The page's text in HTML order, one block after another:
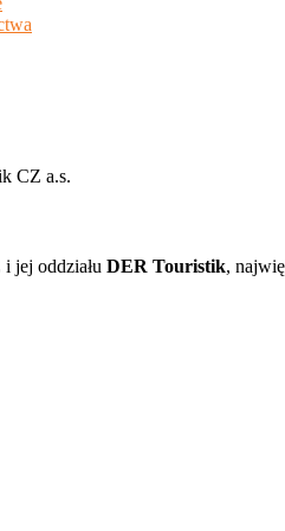
kontynentalnego, w tym napoje
i 1 łóżkiem pojedynczym, 1
małżeńskim lub 2 łóżkami
małżeńskim i 2 pojedynczymi
telefon, wi-fi, pralka (tylko w
możliwość zamówienia łóżka
CZ a.s.
i jej oddziału DER Touristik,